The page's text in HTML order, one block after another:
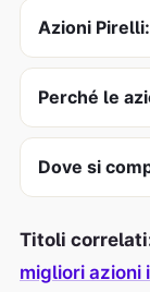
Azioni
Perché le
Dove si
Titoli
migliori azioni